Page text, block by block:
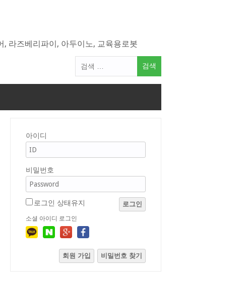
라즈베리파이, 아두이노, 교육용로봇
색
아이디
비밀번호
로그인 상태유지 로그인
소셜 아이디 로그인
회원 가입 비밀번호 찾기